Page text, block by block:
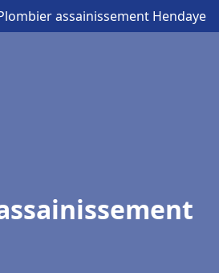
assainissement Hendaye